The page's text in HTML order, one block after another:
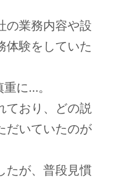
の業務内容や設
体験をしていた
に…。
ており、どの説
だいていたのが
たが、普段見慣